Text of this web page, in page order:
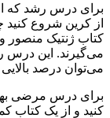
برای درس رشد که
از کرین شروع کنید
کتاب ژنتیک منصور
می‌گیرند. این درس
می‌توان درصد
برای درس مرضی
کنید و از یک کتاب